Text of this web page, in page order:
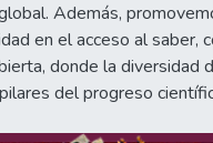
Además,
en el acceso al saber,
donde la diversidad
del progreso